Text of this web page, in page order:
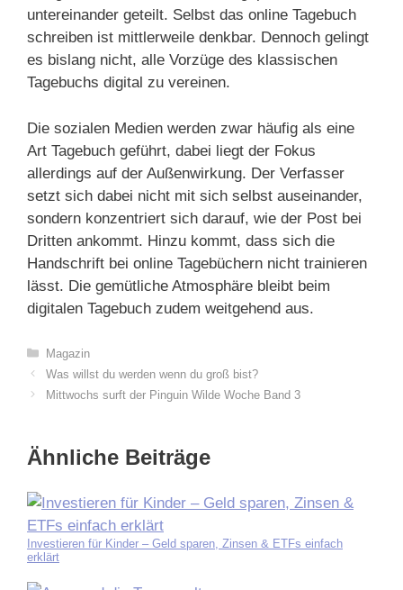
untereinander geteilt. Selbst das online Tagebuch
schreiben ist mittlerweile denkbar. Dennoch gelingt
es bislang nicht, alle Vorzüge des klassischen
Tagebuchs digital zu vereinen.
Die sozialen Medien werden zwar häufig als eine
Art Tagebuch geführt, dabei liegt der Fokus
allerdings auf der Außenwirkung. Der Verfasser
setzt sich dabei nicht mit sich selbst auseinander,
sondern konzentriert sich darauf, wie der Post bei
Dritten ankommt. Hinzu kommt, dass sich die
Handschrift bei online Tagebüchern nicht trainieren
lässt. Die gemütliche Atmosphäre bleibt beim
digitalen Tagebuch zudem weitgehend aus.
Kategorien
Magazin
Was willst du werden wenn du groß bist?
Mittwochs surft der Pinguin Wilde Woche Band 3
Ähnliche Beiträge
Investieren für Kinder – Geld sparen, Zinsen & ETFs einfach
erklärt